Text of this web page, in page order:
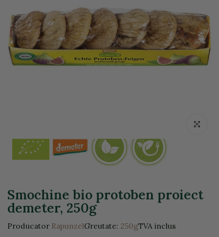
Click
Smochine bio protoben proiect
demeter, 250g
Producator RapunzelGreutate: 250gTVA inclus